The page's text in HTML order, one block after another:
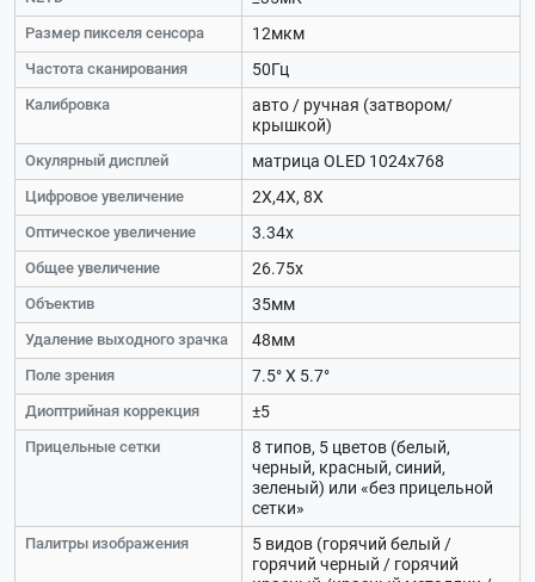
Размер пикселя сенсора 12мкм
Частота сканирования 50Гц
Калибровка
авто / ручная (затвором/
крышкой)
Окулярный дисплей матрица OLED 1024х768
Цифровое увеличение 2Х,4Х, 8Х
Оптическое увеличение 3.34х
Общее увеличение 26.75х
Объектив 35мм
Удаление выходного зрачка 48мм
Поле зрения 7.5° Х 5.7°
Диоптрийная коррекция ±5
Прицельные сетки
8 типов, 5 цветов (белый,
черный, красный, синий,
зеленый) или «без прицельной
сетки»
Палитры изображения
5 видов (горячий белый /
горячий черный / горячий